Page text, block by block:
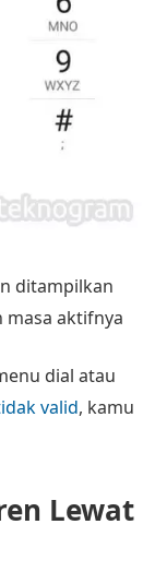
ditampilkan
masa aktifnya
dial atau
valid, kamu
Lewat